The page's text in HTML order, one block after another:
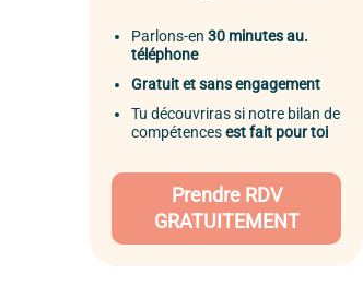
Parlons-en 30 minutes au.
téléphone
Gratuit et sans engagement
Tu découvriras si notre bilan de
compétencesest fait pour toi
Prendre RDV
GRATUITEMENT